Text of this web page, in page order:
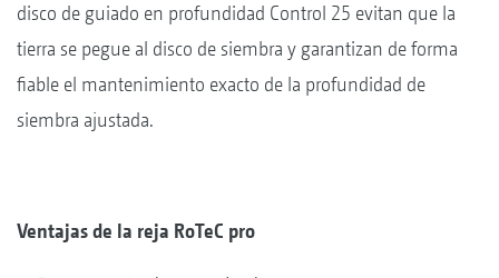
disco de guiado en profundidad Control 25 evitan que la
tierra se pegue al disco de siembra y garantizan de forma
fiable el mantenimiento exacto de la profundidad de
siembra ajustada.
Ventajas de la reja RoTeC pro